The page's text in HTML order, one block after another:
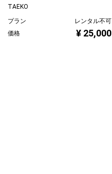
TAEKO
プラン
レンタル不可
価格
¥ 25,000